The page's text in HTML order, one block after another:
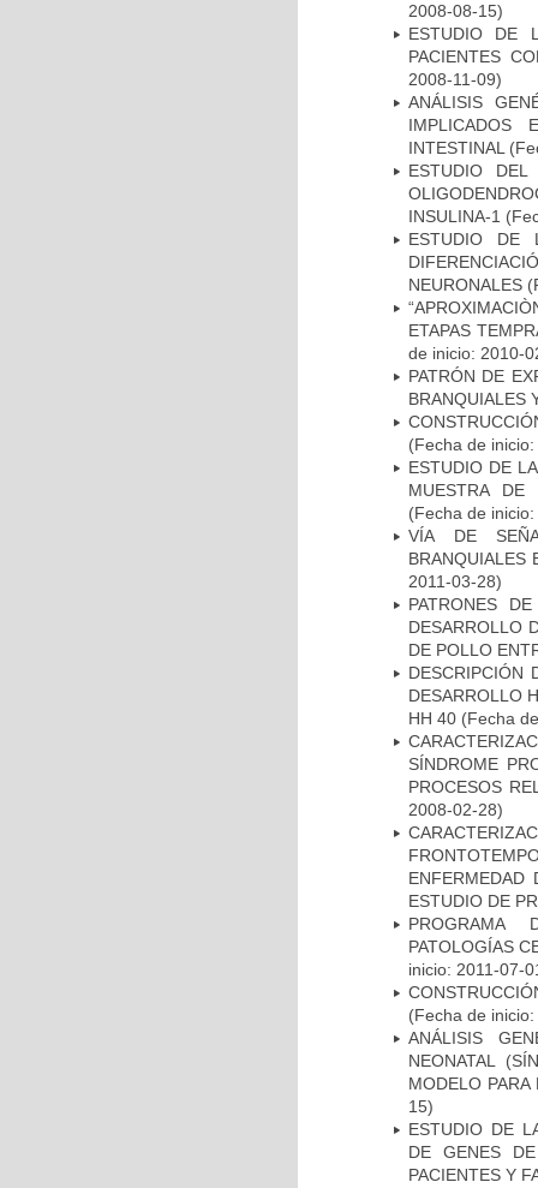
2008-08-15)
ESTUDIO DE
PACIENTES
2008-11-09)
ANÁLISIS
IMPLICADOS
INTESTINAL
ESTUDIO
INSULINA-1
ESTUDIO DE
NEURONALES
ETAPAS
de inicio: 2010-
PATRÓN DE
BRANQUIALES
(Fecha de
ESTUDIO DE
MUESTRA DE
(Fecha de
VÍA DE
BRANQUIALES
2011-03-28)
PATRONES
DESARROLLO
DE POLLO
DESCRIPCIÓN
DESARROLLO
HH 40 (Fecha
SÍNDROME
PROCESOS
2008-02-28)
ENFERMEDAD
ESTUDIO DE
PROGRAMA
PATOLOGÍAS
inicio: 2011-07-
(Fecha de
ANÁLISIS
NEONATAL
MODELO
15)
ESTUDIO DE
DE GENES
PACIENTES Y